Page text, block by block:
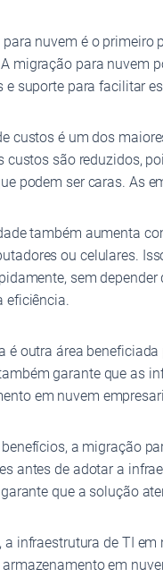
nuvem é o primeiro
migração para nuvem
e suporte para facilitar
custos é um dos
custos são reduzidos,
podem ser caras. As
também aumenta
ou celulares.
sem
eficiência.
é outra área
garante que as
em nuvem
a migração
antes de adotar a
que a solução
a infraestrutura de TI
em